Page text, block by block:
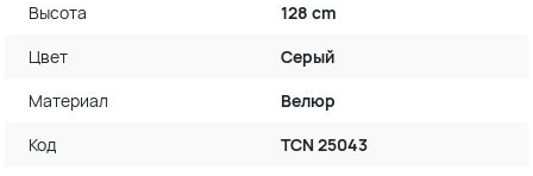
Высота
128 cm
Цвет
Серый
Материал
Велюр
Код
TCN 25043